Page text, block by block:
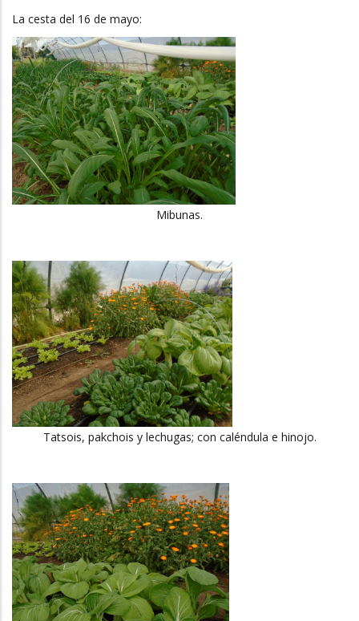
La cesta del 16 de mayo:
Mibunas.
Tatsois, pakchois y lechugas; con caléndula e hinojo.